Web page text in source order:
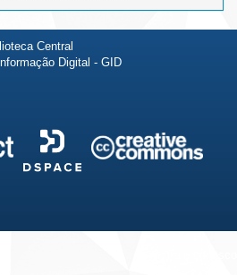
Central
Digital - GID